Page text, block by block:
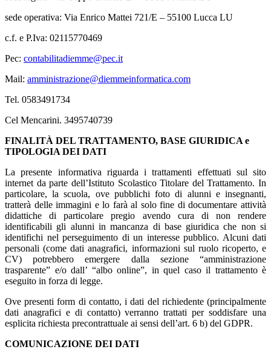
sede operativa: Via Enrico Mattei 721/E – 55100 Lucca LU
c.f. e P.Iva: 02115770469
Pec: contabilitadiemme@pec.it
Mail: amministrazione@diemmeinformatica.com
Tel. 0583491734
Cel Mencarini. 3495740739
FINALITÀ DEL TRATTAMENTO, BASE GIURIDICA e
TIPOLOGIA DEI DATI
La presente informativa riguarda i trattamenti effettuati sul sito
internet da parte dell’Istituto Scolastico Titolare del Trattamento. In
particolare, la scuola, ove pubblichi foto di alunni e insegnanti,
tratterà delle immagini e lo farà al solo fine di documentare attività
didattiche di particolare pregio avendo cura di non rendere
identificabili gli alunni in mancanza di base giuridica che non si
identifichi nel perseguimento di un interesse pubblico. Alcuni dati
personali (come dati anagrafici, informazioni sul ruolo ricoperto, e
CV) potrebbero emergere dalla sezione “amministrazione
trasparente” e/o dall’ “albo online”, in quel caso il trattamento è
eseguito in forza di legge.
Ove presenti form di contatto, i dati del richiedente (principalmente
dati anagrafici e di contatto) verranno trattati per soddisfare una
esplicita richiesta precontrattuale ai sensi dell’art. 6 b) del GDPR.
COMUNICAZIONE DEI DATI